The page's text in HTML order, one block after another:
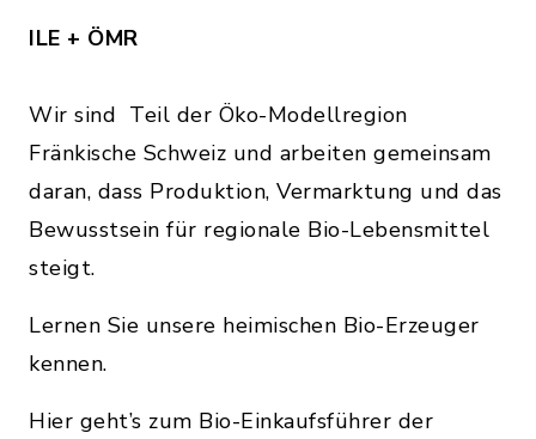
ILE + ÖMR
Wir sind Teil der Öko-Modellregion
Fränkische Schweiz und arbeiten gemeinsam
daran, dass Produktion, Vermarktung und das
Bewusstsein für regionale Bio-Lebensmittel
steigt.
Lernen Sie unsere heimischen Bio-Erzeuger
kennen.
Hier geht’s zum Bio-Einkaufsführer der